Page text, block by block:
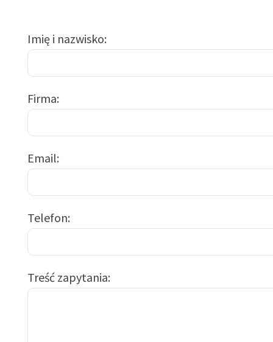
Imię i nazwisko
Firma
Email
Telefon
Treść zapytania